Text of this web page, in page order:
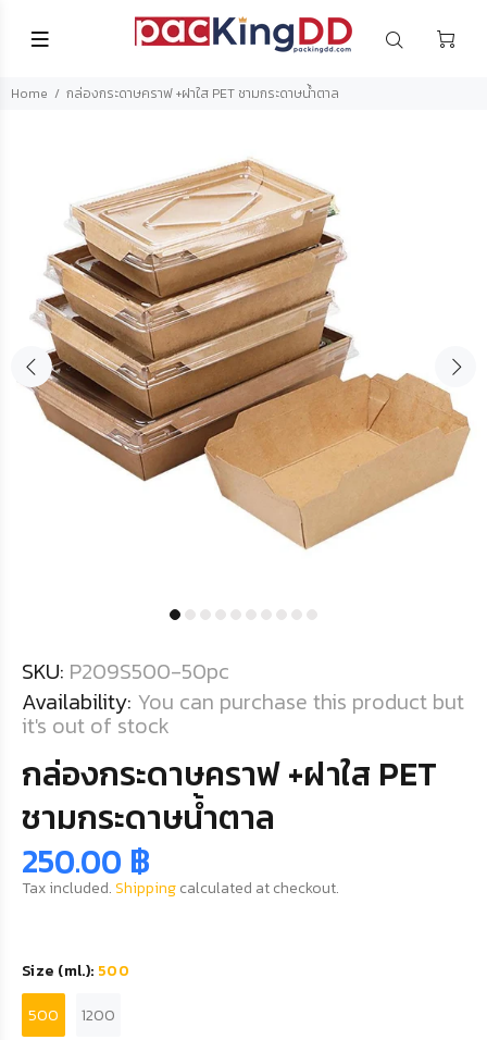
Home กล่องกระดาษคราฟ +ฝาใส PET ชามกระดาษน้ำตาล
SKU: P209S500-50pc
Availability: You can purchase this product but
it's out of stock
กล่องกระดาษคราฟ +ฝาใส PET
ชามกระดาษน้ำตาล
250.00 ฿
Tax included.Shippingcalculated at checkout.
Size (ml.): 500
500
1200